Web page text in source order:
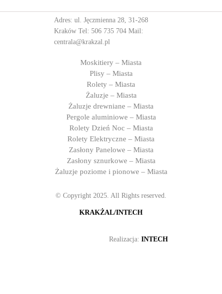
Adres: ul. Jęczmienna 28, 31-268
Kraków Tel: 506 735 704 Mail:
centrala@krakzal.pl
Moskitiery – Miasta
Plisy – Miasta
Rolety – Miasta
Żaluzje – Miasta
Żaluzje drewniane – Miasta
Pergole aluminiowe – Miasta
Rolety Dzień Noc – Miasta
Rolety Elektryczne – Miasta
Zasłony Panelowe – Miasta
Zasłony sznurkowe – Miasta
Żaluzje poziome i pionowe – Miasta
© Copyright 2025. All Rights reserved.
KRAKŻAL/INTECH
Realizacja: INTECH